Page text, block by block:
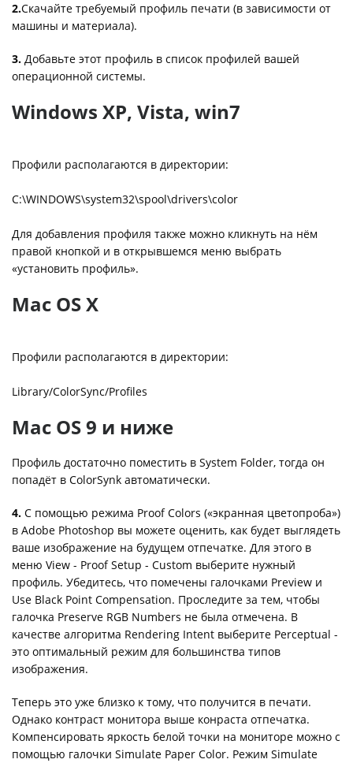
2.Скачайте требуемый профиль печати (в зависимости от
машины и материала).
3. Добавьте этот профиль в список профилей вашей
операционной системы.
Windows XP, Vista, win7
Профили располагаются в директории:
C:\WINDOWS\system32\spool\drivers\color
Для добавления профиля также можно кликнуть на нём
правой кнопкой и в открывшемся меню выбрать
«установить профиль».
Mac OS X
Профили располагаются в директории:
Library/ColorSync/Profiles
Mac OS 9 и ниже
Профиль достаточно поместить в System Folder, тогда он
попадёт в ColorSynk автоматически.
4. С помощью режима Proof Colors («экранная цветопроба»)
в Adobe Photoshop вы можете оценить, как будет выглядеть
ваше изображение на будущем отпечатке. Для этого в
меню View - Proof Setup - Custom выберите нужный
профиль. Убедитесь, что помечены галочками Preview и
Use Black Point Compensation. Проследите за тем, чтобы
галочка Preserve RGB Numbers не была отмечена. В
качестве алгоритма Rendering Intent выберите Perceptual -
это оптимальный режим для большинства типов
изображения.
Теперь это уже близко к тому, что получится в печати.
Однако контраст монитора выше конраста отпечатка.
Компенсировать яркость белой точки на мониторе можно с
помощью галочки Simulate Paper Color. Режим Simulate